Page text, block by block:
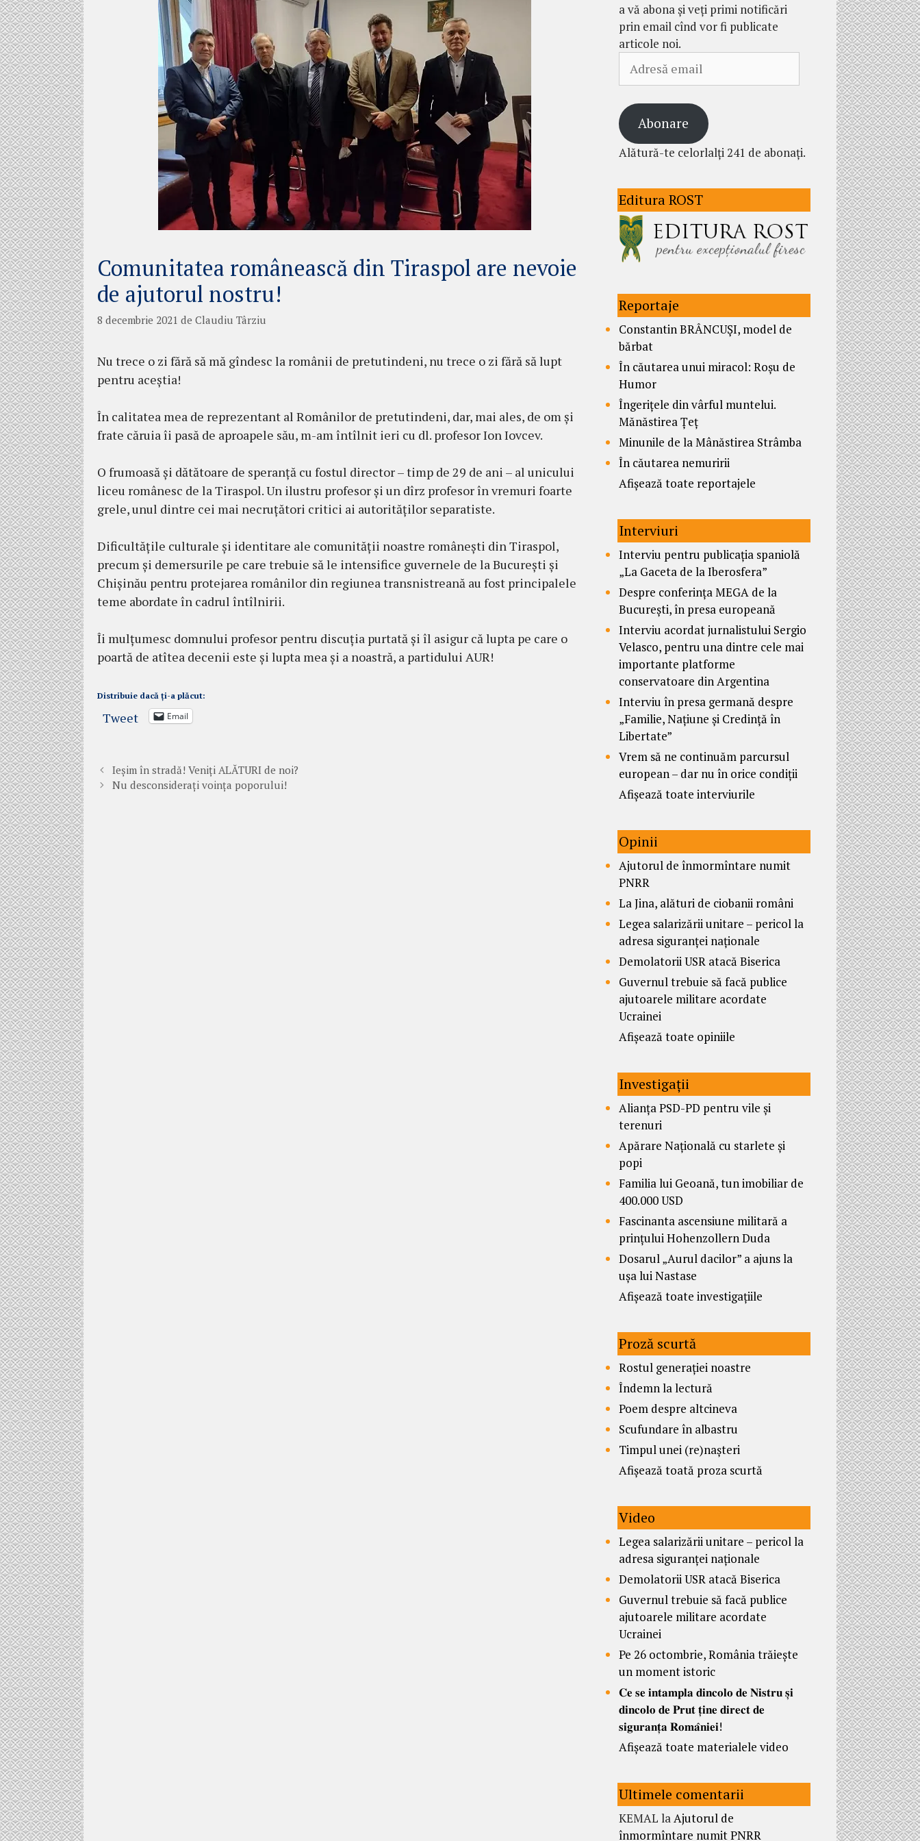
Comunitatea românească din Tiraspol are nevoie
de ajutorul nostru!
8 decembrie 2021 de Claudiu Târziu
Nu trece o zi fără să mă gîndesc la românii de pretutindeni, nu trece o zi fără să lupt
pentru aceștia!
În calitatea mea de reprezentant al Românilor de pretutindeni, dar, mai ales, de om și
frate căruia îi pasă de aproapele său, m-am întîlnit ieri cu dl. profesor Ion Iovcev.
O frumoasă și dătătoare de speranță cu fostul director – timp de 29 de ani – al unicului
liceu românesc de la Tiraspol. Un ilustru profesor și un dîrz profesor în vremuri foarte
grele, unul dintre cei mai necruțători critici ai autorităților separatiste.
Dificultățile culturale și identitare ale comunității noastre românești din Tiraspol,
precum și demersurile pe care trebuie să le intensifice guvernele de la București și
Chișinău pentru protejarea românilor din regiunea transnistreană au fost principalele
teme abordate în cadrul întîlnirii.
Îi mulțumesc domnului profesor pentru discuția purtată și îl asigur că lupta pe care o
poartă de atîtea decenii este și lupta mea și a noastră, a partidului AUR!
Distribuie dacă ți-a plăcut:
Tweet Email
Ieșim în stradă! Veniți ALĂTURI de noi?
Nu desconsiderați voința poporului!
a vă abona și veți primi notificări
prin email cînd vor fi publicate
articole noi.
email
Abonare
Alătură-te celorlalți 241 de abonați.
Editura ROST
Reportaje
Constantin BRÂNCUȘI, model de
bărbat
În căutarea unui miracol: Roșu de
Humor
Îngerițele din vârful muntelui.
Mănăstirea Țeț
Minunile de la Mânăstirea Strâmba
În căutarea nemuririi
Afișează toate reportajele
Interviuri
Interviu pentru publicația spaniolă
„La Gaceta de la Iberosfera”
Despre conferința MEGA de la
București, în presa europeană
Interviu acordat jurnalistului Sergio
Velasco, pentru una dintre cele mai
importante platforme
conservatoare din Argentina
Interviu în presa germană despre
„Familie, Națiune și Credință în
Libertate”
Vrem să ne continuăm parcursul
european – dar nu în orice condiții
Afișează toate interviurile
Opinii
Ajutorul de înmormîntare numit
PNRR
La Jina, alături de ciobanii români
Legea salarizării unitare – pericol la
adresa siguranței naționale
Demolatorii USR atacă Biserica
Guvernul trebuie să facă publice
ajutoarele militare acordate
Ucrainei
Afișează toate opiniile
Investigații
Alianța PSD-PD pentru vile și
terenuri
Apărare Națională cu starlete și
popi
Familia lui Geoană, tun imobiliar de
400.000 USD
Fascinanta ascensiune militară a
prințului Hohenzollern Duda
Dosarul „Aurul dacilor” a ajuns la
ușa lui Nastase
Afișează toate investigațiile
Proză scurtă
Rostul generației noastre
Îndemn la lectură
Poem despre altcineva
Scufundare în albastru
Timpul unei (re)nașteri
Afișează toată proza scurtă
Video
Legea salarizării unitare – pericol la
adresa siguranței naționale
Demolatorii USR atacă Biserica
Guvernul trebuie să facă publice
ajutoarele militare acordate
Ucrainei
Pe 26 octombrie, România trăiește
un moment istoric
𝐂𝐞 𝐬𝐞 𝐢𝐧𝐭𝐚𝐦𝐩𝐥𝐚 𝐝𝐢𝐧𝐜𝐨𝐥𝐨 𝐝𝐞 𝐍𝐢𝐬𝐭𝐫𝐮 𝐬̦𝐢
𝐝𝐢𝐧𝐜𝐨𝐥𝐨 𝐝𝐞 𝐏𝐫𝐮𝐭 𝐭̦𝐢𝐧𝐞 𝐝𝐢𝐫𝐞𝐜𝐭 𝐝𝐞
𝐬𝐢𝐠𝐮𝐫𝐚𝐧𝐭̦𝐚 𝐑𝐨𝐦𝐚̂𝐧𝐢𝐞𝐢!
Afișează toate materialele video
Ultimele comentarii
KEMAL laAjutorul de
înmormîntare numit PNRR